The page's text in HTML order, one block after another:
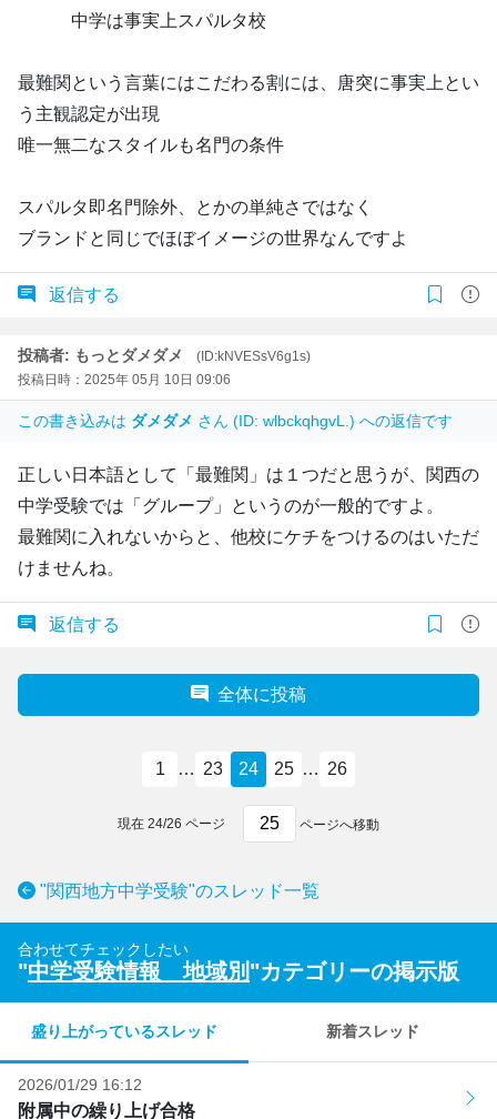
中学は事実上スパルタ校
最難関という言葉にはこだわる割には、唐突に事実上とい
う主観認定が出現
唯一無二なスタイルも名門の条件
スパルタ即名門除外、とかの単純さではなく
ブランドと同じでほぼイメージの世界なんですよ
返信する
投稿者: もっとダメダメ
(ID:kNVESsV6g1s)
投稿日時：2025年 05月 10日 09:06
この書き込みは ダメダメ さん (ID: wlbckqhgvL.) への返信です
正しい日本語として「最難関」は１つだと思うが、関西の
中学受験では「グループ」というのが一般的ですよ。
最難関に入れないからと、他校にケチをつけるのはいただ
けませんね。
返信する
全体に投稿
1 … 23 24 25 … 26
現在 24/26 ページ ページへ移動
"関西地方中学受験"のスレッド一覧
合わせてチェックしたい
"中学受験情報 地域別 "カテゴリーの掲示版
盛り上がっているスレッド 新着スレッド
2026/01/29 16:12
附属中の繰り上げ合格